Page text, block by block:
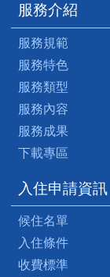
服務介紹
服務規範
服務特色
服務類型
服務內容
服務成果
下載專區
入住申請資訊
候住名單
入住條件
收費標準